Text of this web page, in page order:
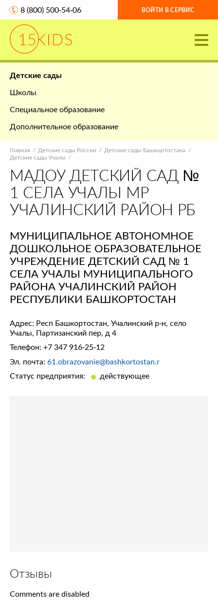
8 (800) 500-54-06 ВОЙТИ В СЕРВИС
Детские сады
Школы
Специальное образование
Дополнительное образование
Главная Детские сады России
Детские сады Башкортостана
Детские сады Учалы
МАДОУ ДЕТСКИЙ САД №
1 СЕЛА УЧАЛЫ МР
УЧАЛИНСКИЙ РАЙОН РБ
МУНИЦИПАЛЬНОЕ АВТОНОМНОЕ
ДОШКОЛЬНОЕ ОБРАЗОВАТЕЛЬНОЕ
УЧРЕЖДЕНИЕ ДЕТСКИЙ САД № 1
СЕЛА УЧАЛЫ МУНИЦИПАЛЬНОГО
РАЙОНА УЧАЛИНСКИЙ РАЙОН
РЕСПУБЛИКИ БАШКОРТОСТАН
Адрес: Респ Башкортостан, Учалинский р-н, село
Учалы, Партизанский пер, д 4
Телефон: +7 347 916-25-12
Эл. почта: 61.obrazovanie@bashkortostan.r
Статус предприятия:
действующее
Отзывы
Comments are disabled